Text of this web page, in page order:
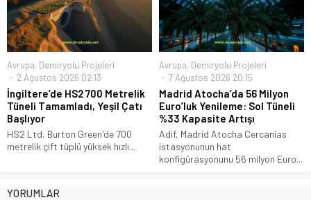
Avrupa, Demiryolu Projeleri
2 Ağustos 2026 02:13
İngiltere’de HS2 700 Metrelik
Tüneli Tamamladı, Yeşil Çatı
Başlıyor
HS2 Ltd, Burton Green'de 700
metrelik çift tüplü yüksek hızlı...
Avrupa, Demiryolu Projeleri
7 Ağustos 2026 20:15
Madrid Atocha’da 56 Milyon
Euro’luk Yenileme: Sol Tüneli
%33 Kapasite Artışı
Adif, Madrid Atocha Cercanías
istasyonunun hat
konfigürasyonunu 56 milyon Euro...
YORUMLAR